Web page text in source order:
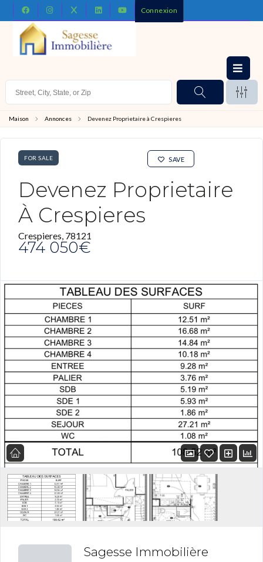
Connexion
Maison Annonces Devenez Proprietaire à Crespieres
FOR SALE
Devenez Proprietaire
À Crespieres
Crespieres, 78121
SAVE
474 050€
Sagesse Immobilière